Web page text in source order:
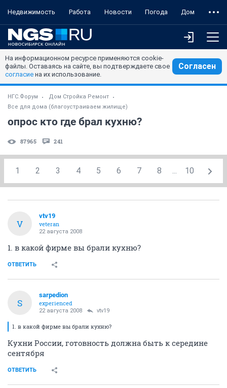
Недвижимость Работа Новости Погода Дом
На информационном ресурсе применяются cookie-
файлы. Оставаясь на сайте, вы подтверждаете свое
согласие на их использование.
Согласен
НГС.Форум
Дом Стройка Ремонт
Все для дома (благоустраиваем жилище)
опрос кто где брал кухню?
87965 241
1 2 3 4 5 6 7 8 ... 10
V
vtv19
veteran
22 августа 2008
1. в какой фирме вы брали кухню?
ОТВЕТИТЬ
S
sarpedion
experienced
22 августа 2008 vtv19
1. в какой фирме вы брали кухню?
Кухни России, готовность должна быть к середине
сентября
ОТВЕТИТЬ